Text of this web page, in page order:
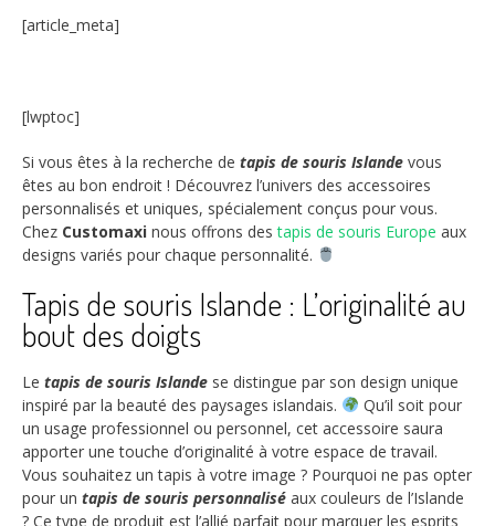
[article_meta]
[lwptoc]
Si vous êtes à la recherche de tapis de souris Islande vous
êtes au bon endroit ! Découvrez l’univers des accessoires
personnalisés et uniques, spécialement conçus pour vous.
Chez Customaxi nous offrons destapis de souris Europe aux
designs variés pour chaque personnalité.
Tapis de souris Islande : L’originalité au
bout des doigts
Le tapis de souris Islande se distingue par son design unique
inspiré par la beauté des paysages islandais.
Qu’il soit pour
un usage professionnel ou personnel, cet accessoire saura
apporter une touche d’originalité à votre espace de travail.
Vous souhaitez un tapis à votre image ? Pourquoi ne pas opter
pour un tapis de souris personnalisé aux couleurs de l’Islande
? Ce type de produit est l’allié parfait pour marquer les esprits